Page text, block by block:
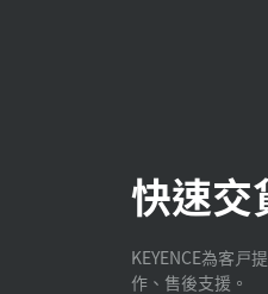
快速交
KEYENCE為客戸
作、售後支援。